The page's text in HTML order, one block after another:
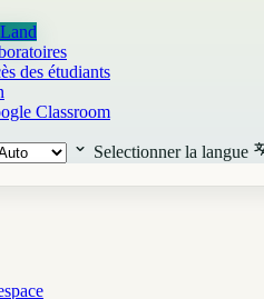
des étudiants
Classroom
Selectionner la langue